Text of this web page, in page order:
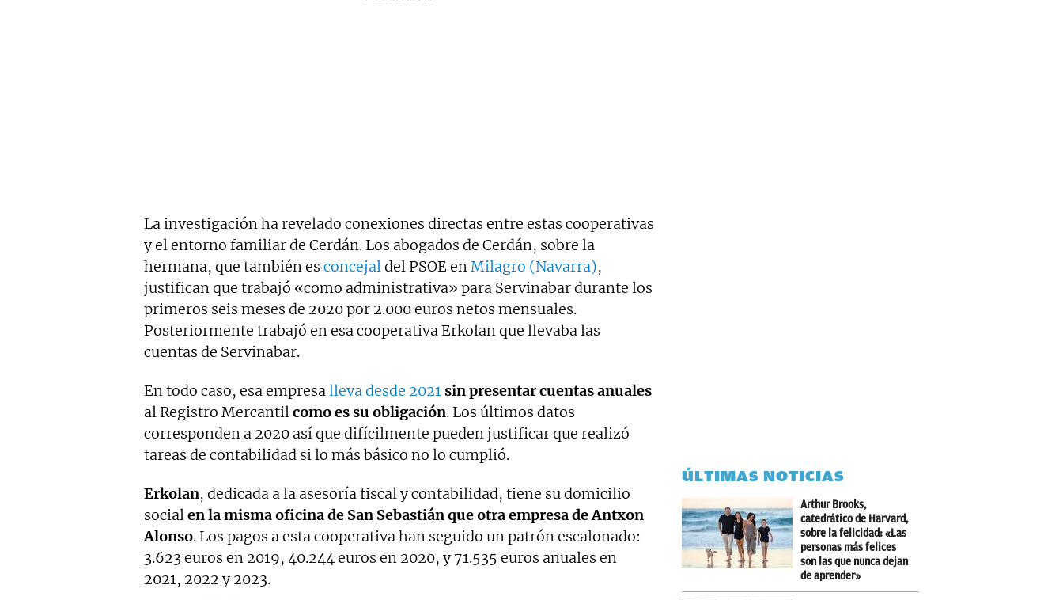
La investigación ha revelado conexiones directas entre estas cooperativas
y el entorno familiar de Cerdán. Los abogados de Cerdán, sobre la
hermana, que también es concejaldel PSOE enMilagro (Navarra),
justifican que trabajó «como administrativa» para Servinabar durante los
primeros seis meses de 2020 por 2.000 euros netos mensuales.
Posteriormente trabajó en esa cooperativa Erkolan que llevaba las
cuentas de Servinabar.
En todo caso, esa empresalleva desde 2021sin presentar cuentas anuales
al Registro Mercantilcomo es su obligación. Los últimos datos
corresponden a 2020 así que difícilmente pueden justificar que realizó
tareas de contabilidad si lo más básico no lo cumplió.
Erkolan, dedicada a la asesoría fiscal y contabilidad, tiene su domicilio
socialen la misma oficina de San Sebastián que otra empresa de Antxon
Alonso. Los pagos a esta cooperativa han seguido un patrón escalonado:
3.623 euros en 2019, 40.244 euros en 2020, y 71.535 euros anuales en
2021, 2022 y 2023.
ÚLTIMAS NOTICIAS
Arthur Brooks,
catedrático de Harvard,
sobre la felicidad: «Las
personas más felices
son las que nunca dejan
de aprender»